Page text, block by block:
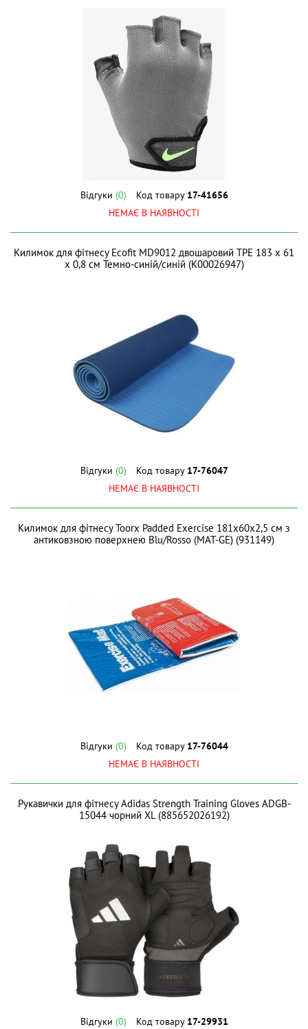
Відгуки (0) Код товару 17-41656
НЕМАЄ В НАЯВНОСТІ
Килимок для фітнесу Ecofit MD9012 двошаровий TPE 183 х 61
х 0,8 см Темно-синій/синій (К00026947)
Відгуки (0) Код товару 17-76047
НЕМАЄ В НАЯВНОСТІ
Килимок для фітнесу Toorx Padded Exercise 181х60х2,5 см з
антиковзною поверхнею Blu/Rosso (MAT-GE) (931149)
Відгуки (0) Код товару 17-76044
НЕМАЄ В НАЯВНОСТІ
Рукавички для фітнесу Adidas Strength Training Gloves ADGB-
15044 чорний XL (885652026192)
Відгуки (0) Код товару 17-29931